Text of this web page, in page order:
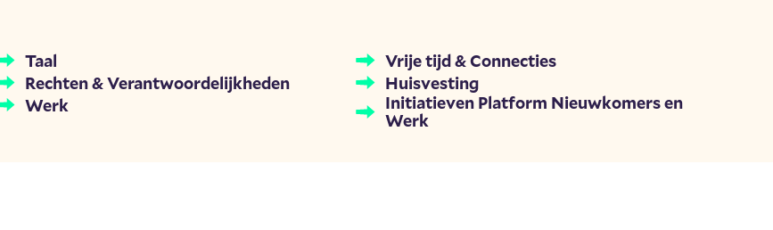
Taal
Vrije tijd & Connecties
Rechten & Verantwoordelijkheden
Huisvesting
Werk
Initiatieven Platform Nieuwkomers en
Werk